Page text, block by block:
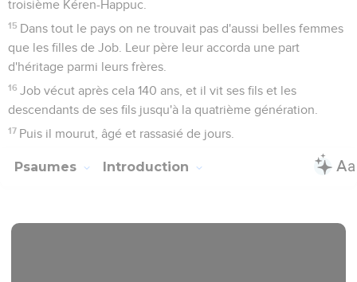
troisième Kéren-Happuc.
15 Dans tout le pays on ne trouvait pas d'aussi belles femmes
que les filles de Job. Leur père leur accorda une part
d'héritage parmi leurs frères.
16 Job vécut après cela 140 ans, et il vit ses fils et les
descendants de ses fils jusqu'à la quatrième génération.
17 Puis il mourut, âgé et rassasié de jours.
Psaumes Introduction